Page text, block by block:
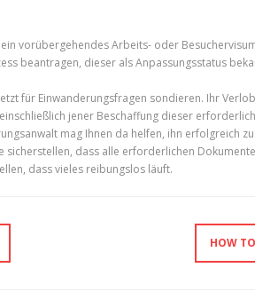
vorübergehendes Arbeits- oder
beantragen, dieser als Anpassungsstatus
für Einwanderungsfragen sondieren. Ihr
jener Beschaffung dieser
mag Ihnen da helfen, ihn erfolgreich
dass alle erforderlichen
dass vieles reibungslos läuft.
HOW